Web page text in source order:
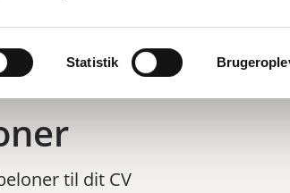
Statistik
til dit CV